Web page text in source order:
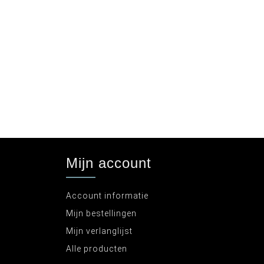
Mijn account
Account informatie
Mijn bestellingen
Mijn verlanglijst
Alle producten